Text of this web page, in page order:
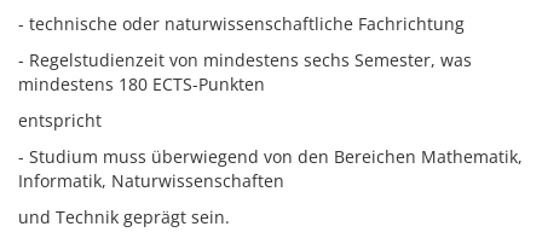
- technische oder naturwissenschaftliche Fachrichtung
- Regelstudienzeit von mindestens sechs Semester, was
mindestens 180 ECTS-Punkten
entspricht
- Studium muss überwiegend von den Bereichen Mathematik,
Informatik, Naturwissenschaften
und Technik geprägt sein.